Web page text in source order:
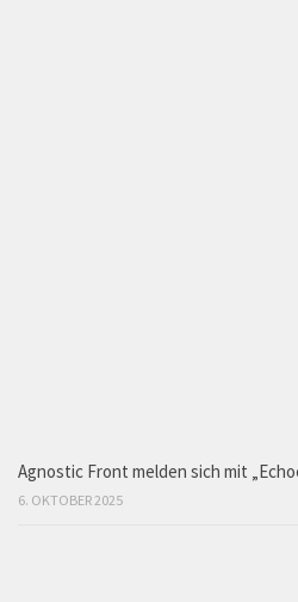
Agnostic Front melden sich mit
6. OKTOBER 2025